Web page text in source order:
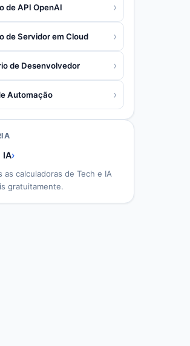
de API OpenAI ›
de Servidor em Cloud ›
de Desenvolvedor ›
Automação ›
IA›
as calculadoras de Tech e IA
gratuitamente.